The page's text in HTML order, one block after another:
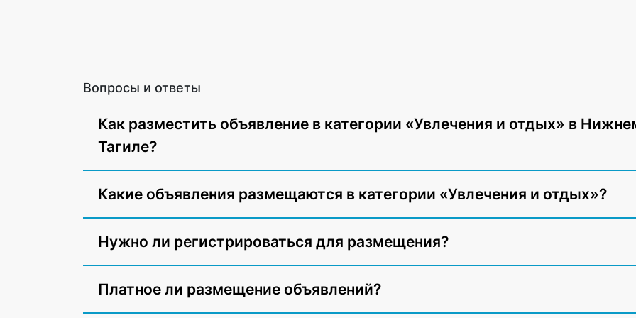
Вопросы и ответы
Как разместить объявление в категории «Увлечения и отдых» в
Тагиле?
Какие объявления размещаются в категории «Увлечения и отдых»?
Нужно ли регистрироваться для размещения?
Платное ли размещение объявлений?